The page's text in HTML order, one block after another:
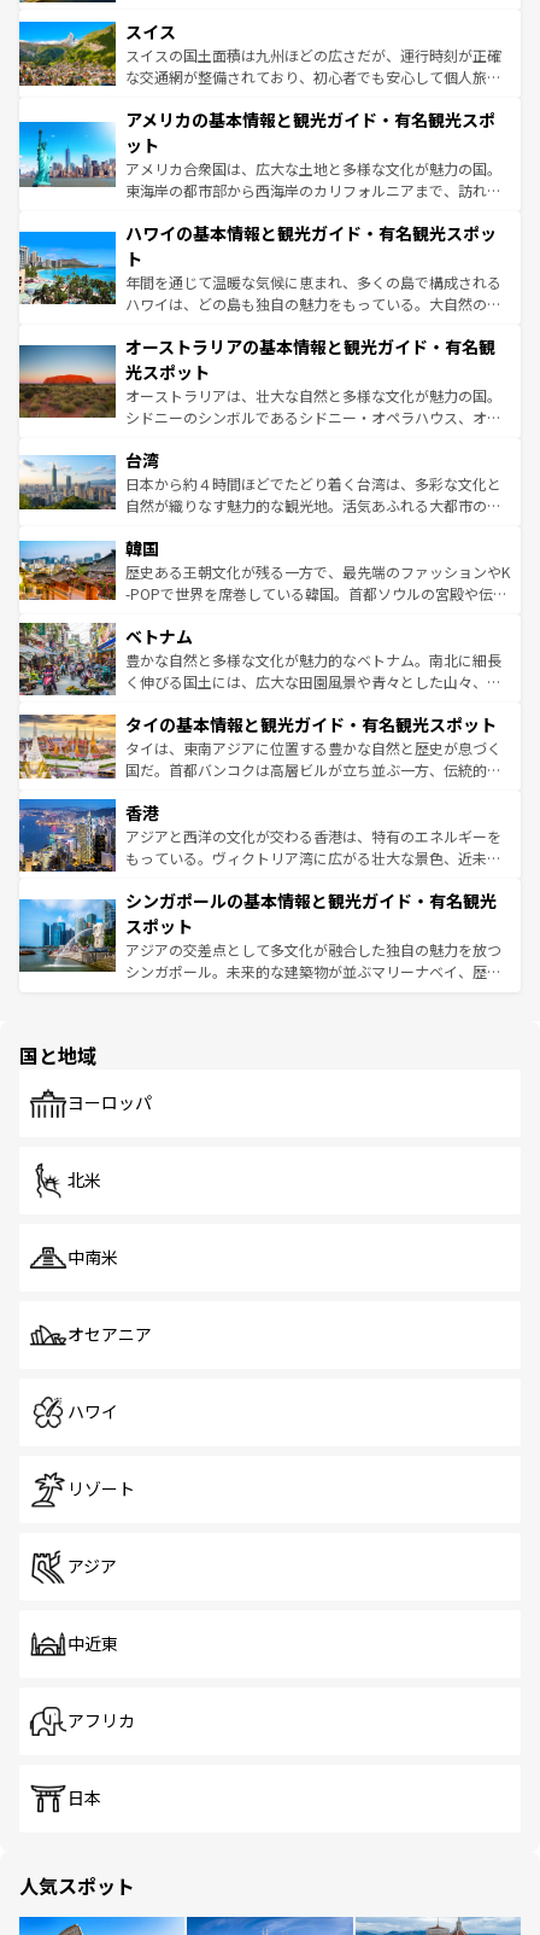
を参照してほしい。
は、お酒好きな人にはぜひ体験してほしい。 なお、新着の
ドイツ情報はコンテンツ一覧を参照してほしい。
リアごとに異なる魅力がある。また、優雅なアフタヌーン
ティー、ビール好きにはたまらない英国パブ、サッカー観
戦など、本場だからこそできる体験も豊富。イギリスを旅
ンツ一覧を参照してほしい。
スイス
スイスの国土面積は九州ほどの広さだが、運行時刻が正確
な交通網が整備されており、初心者でも安心して個人旅行
の建物がそのまま残る町や、スイスならではのユニークな
博物館もあり、アルプス観光だけでなく町歩きも満喫する
ことができる。国民の所得が高いため物価も高いが、旅行
者向けの交通パス提供のサービスもあり、うまく活用すれ
着のスイス情報はコンテンツ一覧を参照してほしい。
アメリカの基本情報と観光ガイド・有名観光スポ
ット
アメリカ合衆国は、広大な土地と多様な文化が魅力の国。
東海岸の都市部から西海岸のカリフォルニアまで、訪れる
のような巨大都市は、観光、ショッピング、エンターテイ
ンメントが詰まった刺激的なスポットだ。一方、アメリカ
西部には大自然が広がり、グランドキャニオンやイエロー
ストーン国立公園といった絶景が堪能できる。さらに、南
文化が魅力。旅行者はアメリカの各地域で異なる魅力を楽
しみながら、その多様性と豊かな歴史を感じることができ
るだろう。車でのロードトリップや列車の旅も、アメリカ
ならではの贅沢な旅のスタイルだ。 なお、新着のアメリカ
情報は コンテンツ一覧 を参照してほしい。
ハワイの基本情報と観光ガイド・有名観光スポッ
ト
年間を通じて温暖な気候に恵まれ、多くの島で構成される
ハワイは、どの島も独自の魅力をもっている。大自然の神
ワイ島は見逃せない。また、定番の観光地といえばオアフ
島だが、静かな自然を求めるならマウイ島やカウアイ島が
おすすめ。エメラルドグリーンに輝く海をはじめ、豊かな
文化や歴史が息づいている。「アロハスピリット」と呼ば
人々、おいしいローカルフードやハワイアンミュージッ
ク、伝統的なフラダンスなど、すべてがハワイの魅力を彩
っている。訪れるたびに新しい発見と感動が待っているハ
はコンテンツ一覧
オーストラリアの基本情報と観光ガイド・有名観
光スポット
オーストラリアは、壮大な自然と多様な文化が魅力の国。
シドニーのシンボルであるシドニー・オペラハウス、オー
リアリーフや大陸中央部にそびえるウルル（エアーズロッ
ク）、タスマニアの美しい原生林やケアンズの熱帯雨林な
ど、見どころがたくさん。また、カフェやワイン、オージ
いる。アクティビティも充実しており、サーフィンやダイ
ビング、ハイキングなど、アウトドア好きにはたまらな
い。オーストラリアの多彩な魅力を存分に味わいつくそ
参照してほしい。
台湾
日本から約４時間ほどでたどり着く台湾は、多彩な文化と
自然が織りなす魅力的な観光地。活気あふれる大都市の台
ン）、静ひつな山岳地帯である台湾東部など、都市の喧騒
と山間の静けさが共存しており、訪れる人に新しい発見と
驚きをもたらしてくれる。また、奥深い台湾の食文化も魅
容にもいいと評判のスイーツなど、バラエティ豊かな料理
が味わえる。 なお、新着の台湾情報は コンテンツ一覧を参
照してほしい。
韓国
歴史ある王朝文化が残る一方で、最先端のファッションやK
-POPで世界を席巻している韓国。首都ソウルの宮殿や伝統
き、地方に足を延ばせば四季折々の自然美を楽しむことが
できる。そして、キムチや焼肉、絶品のストリートフード
まで、さまざまな韓国料理が待っている。夜には、韓国な
リティに包まれながら、韓国の多彩な魅力を心ゆくまで味
わってみてほしい。 なお、新着の韓国情報はコンテンツ一
覧を参照してほしい。
ベトナム
豊かな自然と多様な文化が魅力的なベトナム。南北に細長
く伸びる国土には、広大な田園風景や青々とした山々、世
急速な発展と共に伝統が息づく。ハノイの古い町並みやホ
ーチミン市のフランス統治時代の建物も、独特の雰囲気を
醸し出している。また、バラエティの豊かさとおいしさで
とつ。フォーやバインミー、ベトナムコーヒーなどは、ぜ
ひ現地で味わいたい。どの地域を訪れてもあたたかい人々
が旅行者を迎えてくれるので、きっと忘れられない旅にな
参照してほしい。
タイの基本情報と観光ガイド・有名観光スポット
タイは、東南アジアに位置する豊かな自然と歴史が息づく
国だ。首都バンコクは高層ビルが立ち並ぶ一方、伝統的な
の活気が交差している。北部ではチェンマイなどの山岳地
帯で自然と触れ合い、南部ではプーケットやクラビの美し
いビーチでリゾート気分を楽しむことができる。タイ料理
激する。気候は一年中温暖で、どの季節にも異なる楽しみ
が待っている。親しみやすいタイの人々、仏教を中心とし
た文化、そして多様な観光資源が、訪れる旅人を魅了し続
ける。 なお、新着のタイ情報はコンテンツ一覧を参照して
香港
アジアと西洋の文化が交わる香港は、特有のエネルギーを
もっている。ヴィクトリア湾に広がる壮大な景色、近未来
み、どこを訪れても感動するはず。観光スポットが密集し
ており、効率よく見どころを回れるのも魅力。息をのむよ
うな絶景から文化的な体験まで、香港を存分に楽しみ尽く
そう。 なお、新着の香港情報はコンテンツ一覧を参照して
シンガポールの基本情報と観光ガイド・有名観光
スポット
アジアの交差点として多文化が融合した独自の魅力を放つ
シンガポール。未来的な建築物が並ぶマリーナベイ、歴史
で、ホーカーズは地元の風情を楽しめる外せないスポット
国と地域
ヨーロッパ
北米
中南米
オセアニア
ハワイ
リゾート
アジア
中近東
アフリカ
日本
人気スポット